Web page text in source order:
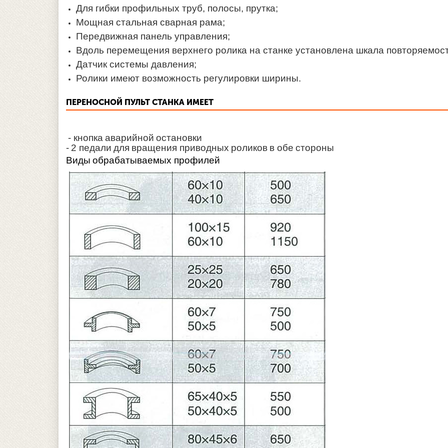
Для гибки профильных труб, полосы, прутка;
Мощная стальная сварная рама;
Передвижная панель управления;
Вдоль перемещения верхнего ролика на станке установлена шкала
Датчик системы давления;
Ролики имеют возможность регулировки ширины.
ПЕРЕНОСНОЙ ПУЛЬТ СТАНКА ИМЕЕТ
- кнопка аварийной остановки
- 2 педали для вращения приводных роликов в обе стороны
Виды обрабатываемых профилей